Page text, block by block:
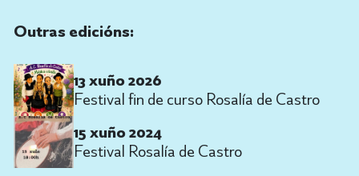
Outras edicións:
13 xuño 2026
Festival fin de curso Rosalía de Castro
15 xuño 2024
Festival Rosalía de Castro